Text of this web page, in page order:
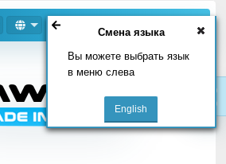
Смена языка
Вы можете выбрать язык
в меню слева